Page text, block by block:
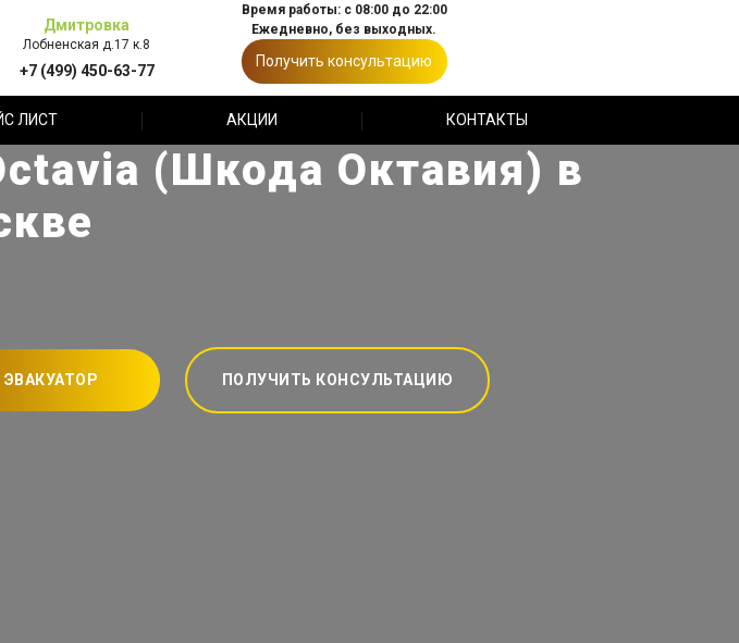
Дмитровка
Лобненская д.17 к.8
+7 (499) 450-63-77
Время работы: с 08:00 до 22:00
Ежедневно, без выходных.
Получить консультацию
ЛИСТ АКЦИИ КОНТАКТЫ
(Шкода Октавия) в
ЭВАКУАТОР ПОЛУЧИТЬ КОНСУЛЬТАЦИЮ